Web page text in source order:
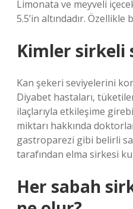
Limonata ve meyveli
5.5’in altındadır.
Kimler sirkeli
Kan şekeri seviyelerini
Diyabet hastaları,
ilaçlarıyla etkileşime
miktarı hakkında
gastroparezi gibi belirli
tarafından elma sirkesi
Her sabah